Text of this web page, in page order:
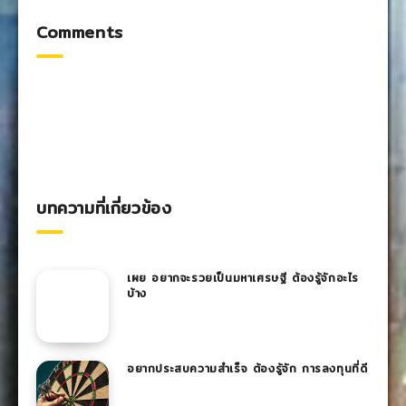
Comments
บทความที่เกี่ยวข้อง
เผย อยากจะรวยเป็นมหาเศรษฐี ต้องรู้จักอะไร
บ้าง
อยากประสบความสำเร็จ ต้องรู้จัก การลงทุนที่ดี